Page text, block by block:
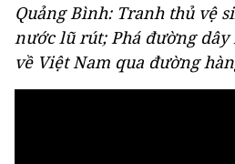
Quảng Bình: Tranh thủ vệ
nước lũ rút; Phá đường dây
về Việt Nam qua đường